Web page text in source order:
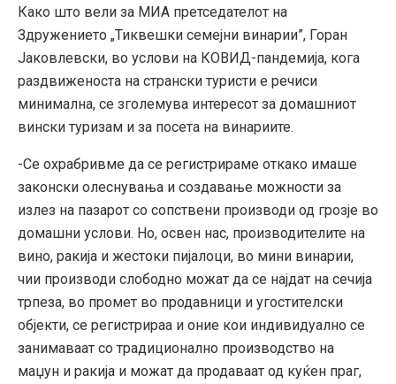
Како што вели за МИА претседателот на
Здружението „Тиквешки семејни винарии”, Горан
Јаковлевски, во услови на КОВИД-пандемија, кога
раздвиженоста на странски туристи е речиси
минимална, се зголемува интересот за домашниот
вински туризам и за посета на винариите.
-Се охрабривме да се регистрираме откако имаше
законски олеснувања и создавање можности за
излез на пазарот со сопствени производи од грозје во
домашни услови. Но, освен нас, производителите на
вино, ракија и жестоки пијалоци, во мини винарии,
чии производи слободно можат да се најдат на сечија
трпеза, во промет во продавници и угостителски
објекти, се регистрираа и оние кои индивидуално се
занимаваат со традиционално производство на
маџун и ракија и можат да продаваат од куќен праг,